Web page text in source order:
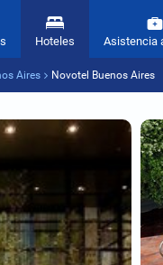
Hoteles Asistencia
Aires Novotel Buenos Aires